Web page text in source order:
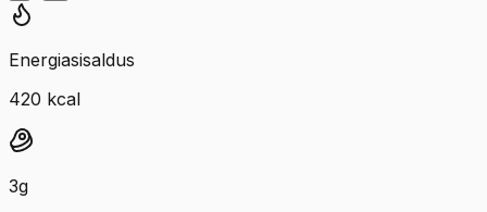
Energiasisaldus
420 kcal
3g